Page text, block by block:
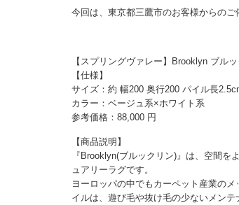
今回は、東京都三鷹市のお客様からのご
【スプリングヴァレー】Brooklyn ブル
【仕様】
サイズ：約 幅200 奥行200 パイル長
カラー：ベージュ系×ホワイト系
参考価格：88,000 円
【商品説明】
『Brooklyn(ブルックリン)』は、空間
ュアリーラグです。
ヨーロッパの中でもカーペット産業の
イルは、遊び毛や抜け毛の少ないメンテ